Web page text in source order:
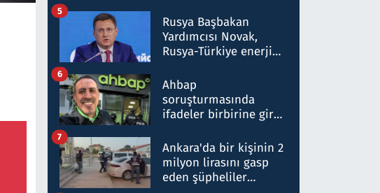
Rusya Başbakan
Yardımcısı Novak,
Rusya-Türkiye enerji
nitelikte olduğunu
belirtti
5
Ahbap
soruşturmasında
ifadeler birbirine girdi:
ifadelerinden ortaya
çıkan tablo şok etti
6
Ankara'da bir kişinin 2
milyon lirasını gasp
eden şüpheliler
7